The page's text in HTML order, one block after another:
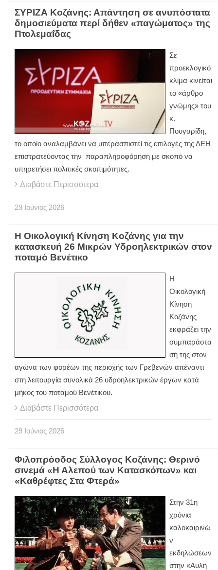
ΣΥΡΙΖΑ Κοζάνης: Απάντηση σε ανυπόστατα
δημοσιεύματα περί δήθεν «παγώματος» της
Πτολεμαΐδας
Σε
προεκλογικό
κλίμα κινείται
το «άρθρο
γνώμης» του
κ.
Πουγαρίδη,
το οποίο αναλαμβάνει να υπερασπιστεί τις επιλογές της ΔΕΗ
επιστρατεύοντας την παραπληροφόρηση με σκοπό να
υπηρετήσει πολιτικές σκοπιμότητες.
Διαβάστε Περισσότερα
29 Ιούνιος 2026
Η Οικολογική Κίνηση Κοζάνης για την
κατασκευή 26 Μικρών Υδροηλεκτρικών στον
ποταμό Βενέτικο
Η
Οικολογική
Κίνηση
Κοζάνης
εκφράζει την
συμπαράστα
σή της στον
αγώνα των φορέων της περιοχής των Γρεβενών απέναντι
στη λειτουργία συνολικά 26 υδροηλεκτρικών έργων κατά
μήκος του ποταμού Βενέτικου.
Διαβάστε Περισσότερα
29 Ιούνιος 2026
Φιλοπρόοδος Σύλλογος Κοζάνης: Θερινό
σινεμά «Η Αλεπού των Κατασκόπων» και
«Καθρέφτες Στα Φτερά»
Στην 31η
χρόνια
καλοκαιρινώ
ν
εκδηλώσεων
στην «Αυλή